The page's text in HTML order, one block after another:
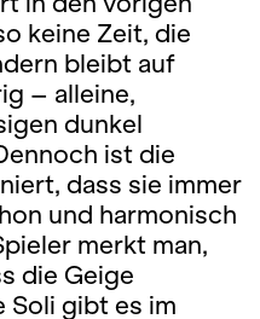
keine Zeit, die
bleibt auf
– alleine,
dunkel
ist die
dass sie immer
und harmonisch
merkt man,
die Geige
Soli gibt es im